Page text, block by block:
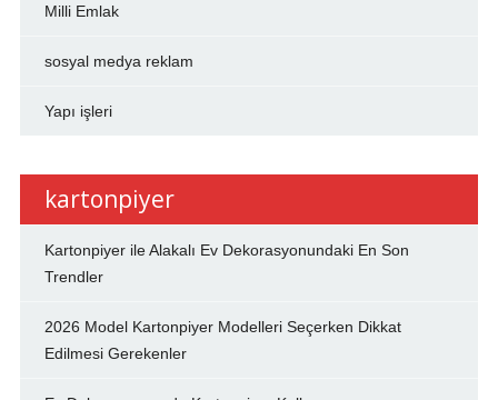
Milli Emlak
sosyal medya reklam
Yapı işleri
kartonpiyer
Kartonpiyer ile Alakalı Ev Dekorasyonundaki En Son
Trendler
2026 Model Kartonpiyer Modelleri Seçerken Dikkat
Edilmesi Gerekenler